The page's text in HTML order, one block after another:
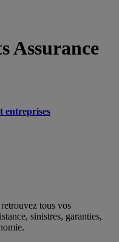
Assurance
entreprises
tous vos
sinistres, garanties,